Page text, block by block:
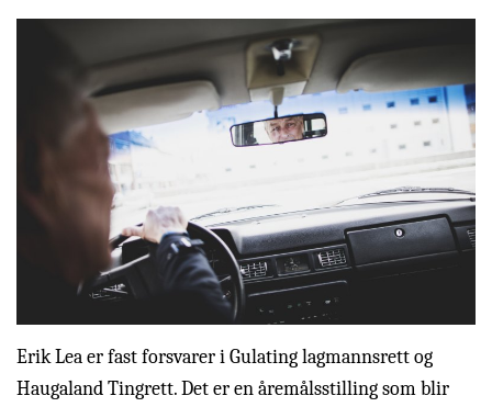
Erik Lea er fast forsvarer i Gulating lagmannsrett og
Haugaland Tingrett. Det er en åremålsstilling som blir